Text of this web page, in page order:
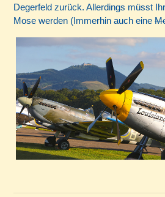
Degerfeld zurück. Allerdings müsst
Mose werden (Immerhin auch eine